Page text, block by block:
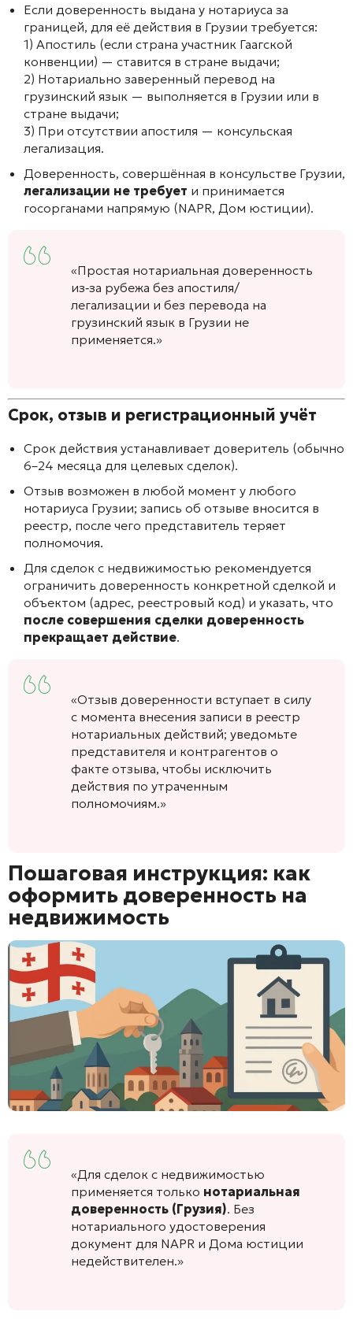
Если доверенность выдана у нотариуса за
границей, для её действия в Грузии требуется:
1) Апостиль (если страна участник Гаагской
конвенции) — ставится в стране выдачи;
2) Нотариально заверенный перевод на
грузинский язык — выполняется в Грузии или в
стране выдачи;
3) При отсутствии апостиля — консульская
легализация.
Доверенность, совершённая в консульстве Грузии,
легализации не требует и принимается
госорганами напрямую (NAPR, Дом юстиции).
«Простая нотариальная доверенность
из‑за рубежа без апостиля/
легализации и без перевода на
грузинский язык в Грузии не
применяется.»
Срок, отзыв и регистрационный учёт
Срок действия устанавливает доверитель (обычно
6–24 месяца для целевых сделок).
Отзыв возможен в любой момент у любого
нотариуса Грузии; запись об отзыве вносится в
реестр, после чего представитель теряет
полномочия.
Для сделок с недвижимостью рекомендуется
ограничить доверенность конкретной сделкой и
объектом (адрес, реестровый код) и указать, что
после совершения сделки доверенность
прекращает действие.
«Отзыв доверенности вступает в силу
с момента внесения записи в реестр
нотариальных действий; уведомьте
представителя и контрагентов о
факте отзыва, чтобы исключить
действия по утраченным
полномочиям.»
Пошаговая инструкция: как
оформить доверенность на
недвижимость
«Для сделок с недвижимостью
применяется только нотариальная
доверенность (Грузия). Без
нотариального удостоверения
документ для NAPR и Дома юстиции
недействителен.»